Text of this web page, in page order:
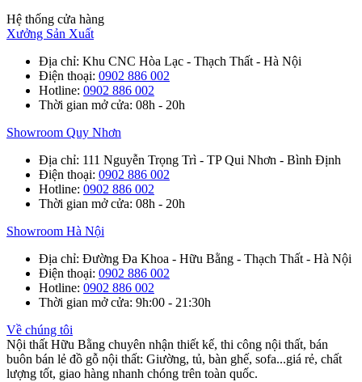
Hệ thống cửa hàng
Xưởng Sản Xuất
Địa chỉ: Khu CNC Hòa Lạc - Thạch Thất - Hà Nội
Điện thoại: 0902 886 002
Hotline: 0902 886 002
Thời gian mở cửa: 08h - 20h
Showroom Quy Nhơn
Địa chỉ: 111 Nguyễn Trọng Trì - TP Qui Nhơn - Bình Định
Điện thoại: 0902 886 002
Hotline: 0902 886 002
Thời gian mở cửa: 08h - 20h
Showroom Hà Nội
Địa chỉ: Đường Đa Khoa - Hữu Bằng - Thạch Thất - Hà Nội
Điện thoại: 0902 886 002
Hotline: 0902 886 002
Thời gian mở cửa: 9h:00 - 21:30h
Về chúng tôi
Nội thất Hữu Bằng chuyên nhận thiết kế, thi công nội thất, bán
buôn bán lẻ đồ gỗ nội thất: Giường, tủ, bàn ghế, sofa...giá rẻ, chất
lượng tốt, giao hàng nhanh chóng trên toàn quốc.